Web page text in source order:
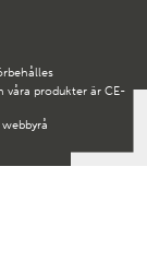
våra produkter är CE-
webbyrå